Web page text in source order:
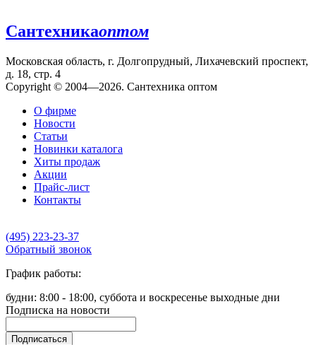
Сантехникаоптом
Московская область, г. Долгопрудный, Лихачевский проспект,
д. 18, стр. 4
Copyright © 2004—2026. Сантехника оптом
О фирме
Новости
Статьи
Новинки каталога
Хиты продаж
Акции
Прайс-лист
Контакты
(495) 223-23-37
Обратный звонок
График работы:
будни: 8:00 - 18:00, суббота и воскресенье выходные дни
Подписка на новости
Подписаться